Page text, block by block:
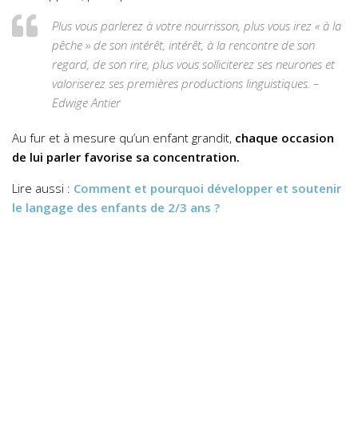
Plus vous parlerez à votre nourrisson, plus vous irez « à la
pêche » de son intérêt, intérêt, à la rencontre de son
regard, de son rire, plus vous solliciterez ses neurones et
valoriserez ses premières productions linguistiques. –
Edwige Antier
Au fur et à mesure qu’un enfant grandit, chaque occasion
de lui parler favorise sa concentration.
Lire aussi : Comment et pourquoi développer et soutenir
le langage des enfants de 2/3 ans ?